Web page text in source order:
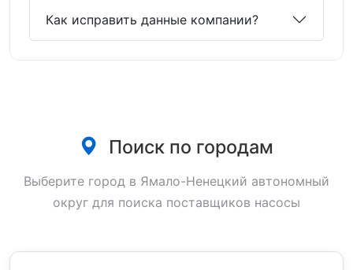
Как исправить данные компании?
Поиск по городам
Выберите город в Ямало-Ненецкий автономный
округ для поиска поставщиков насосы